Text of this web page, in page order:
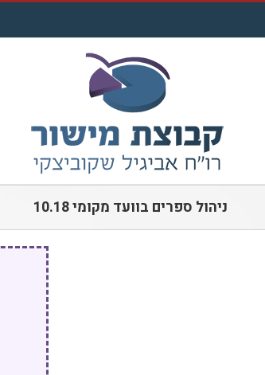
דלג
ניהול ספרים בוועד מקומי 10.18